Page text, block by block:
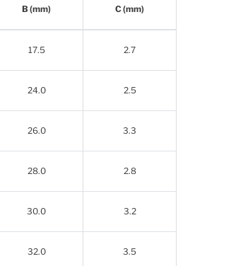
B (mm) C (mm)
17.5 2.7
24.0 2.5
26.0 3.3
28.0 2.8
30.0 3.2
32.0 3.5